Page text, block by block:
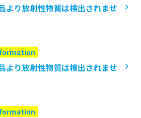
より放射性物質は検出されませ
より放射性物質は検出されませ